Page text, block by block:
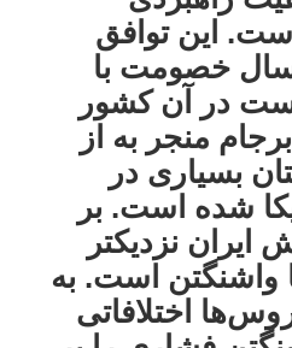
این توافق
پایان ۳۵ سال خصومت با
در آن کشور
منجر به از
بسیاری در
شده است. بر
ایران نزدیکتر
واشنگتن است. به
اختلافاتی